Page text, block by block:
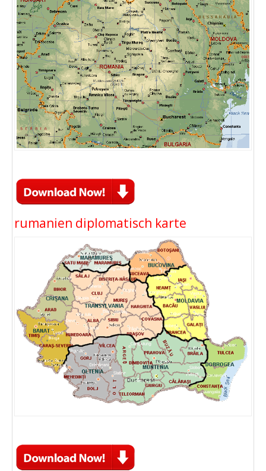
rumanien diplomatisch karte